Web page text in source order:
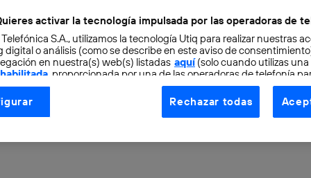
en España: cómo
Apple para seguir ligas
en tiempo real
activar la tecnología impulsada por las operadoras de
S.A., utilizamos la tecnología Utiq para realizar nuestras
digital o análisis (como se describe en este aviso de
en nuestra(s) web(s) listadas aquí(solo cuando utilizas una
, proporcionada por una de las operadoras de telefonía
consentimiento en cada página web).
Utiq está diseñada con la privacidad como prioridad
dirección IP y otra información de la cuenta de cliente de
Rechazar todas